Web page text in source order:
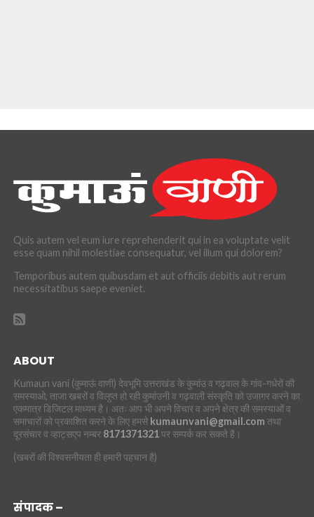
Quis autem vel eum iure reprehenderit qui in ea voluptate velit
esse quam nihil molestiae consequatur, vel illum qui dolorem?
Temporibus autem quibusdam et aut officiis debitis aut rerum
necessitatibus saepe eveniet.
ABOUT
Kumaun vani (कुमाऊं वाणी) देवभूमि उत्तराखंड के कुमांउ व गढ़वाल के गांव-गधेरों की
समस्याओ, ताजा खबरों व विलुप्त हो रही कुमांउनी व गढ़वाली संस्कृति को उजागर करने का
एकमात्र डिजिटल माध्यम है। अतः आप भी अपने विचार व अपने क्षेत्र की समस्याओं व
समाचारों को प्रकाशित करने के लिए हमसे kumaunvani@gmail.com तथा
दूरसंचार व व्हाट्सएप नम्बर 8171371321पर सम्पर्क कर सकते है।
(खबरों की विश्वसनीयता ही हमारी पहचान है)
संपादक –